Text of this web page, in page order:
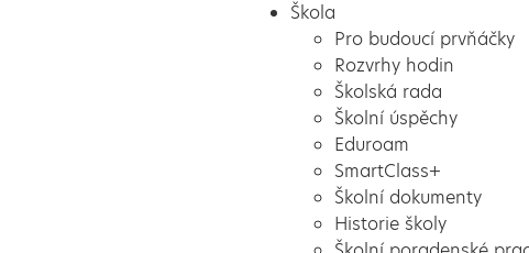
Škola
Pro budoucí prvňáčky
Rozvrhy hodin
Školská rada
Školní úspěchy
Eduroam
SmartClass+
Školní dokumenty
Historie školy